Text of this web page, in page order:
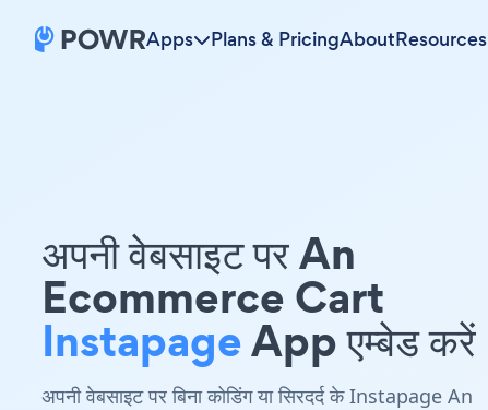
Apps Plans & PricingAboutResources
अपनी वेबसाइट पर An
Ecommerce Cart
InstapageApp एम्बेड करें
अपनी वेबसाइट पर बिना कोडिंग या सिरदर्द के Instapage An